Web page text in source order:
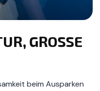
GROSSE E
beim Ausparken